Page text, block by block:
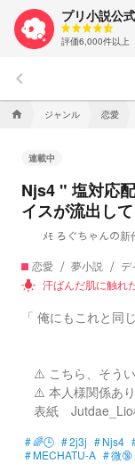
プリ小説公
評価6,000件以上
keyboard_arrow_left
home ジャンル 恋愛
連載中
Njs4 " 塩対応
イスが流出し
ﾒﾓ ろぐちゃんの新
恋愛
夢小説 デ
wb_incandescent 汗ばんだ肌に触れ
「 俺にもこれと同
⚠️ こちら、そう
⚠️ 本人様関係あ
表紙 Jutdae_Lio
#🌈🕒 #2j3j #Njs4
#MECHATU-A #微🔞